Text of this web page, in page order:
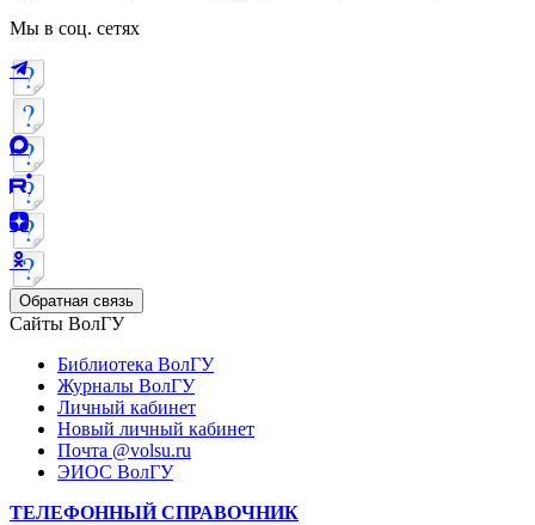
Мы в соц. сетях
Обратная связь
Сайты ВолГУ
Библиотека ВолГУ
Журналы ВолГУ
Личный кабинет
Новый личный кабинет
Почта @volsu.ru
ЭИОС ВолГУ
ТЕЛЕФОННЫЙ СПРАВОЧНИК